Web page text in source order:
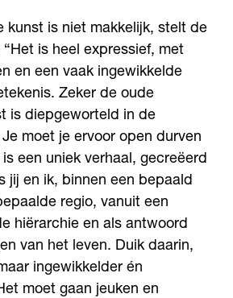
kunst is niet makkelijk, stelt de
is heel expressief, met
en een vaak ingewikkelde
Zeker de oude
is diepgeworteld in de
moet je ervoor open durven
een uniek verhaal, gecreëerd
jij en ik, binnen een bepaald
regio, vanuit een
hiërarchie en als antwoord
van het leven. Duik daarin,
ingewikkelder én
moet gaan jeuken en